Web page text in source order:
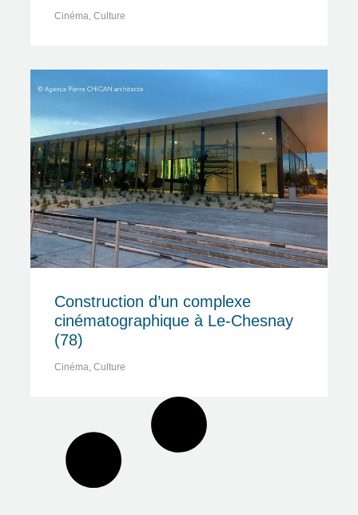
Cinéma, Culture
Construction d’un complexe
cinématographique à Le-Chesnay
(78)
Cinéma, Culture